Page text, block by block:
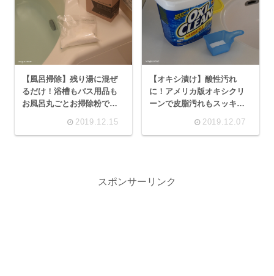
【風呂掃除】残り湯に混ぜ
るだけ！浴槽もバス用品も
お風呂丸ごとお掃除粉で簡
2019.12.15
【オキシ漬け】酸性汚れ
に！アメリカ版オキシクリ
ーンで皮脂汚れもスッキリ
2019.12.07
スポンサーリンク